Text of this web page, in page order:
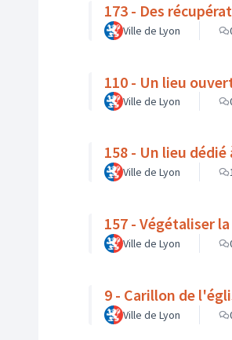
173 - Des
Ville de Lyon
110 - Un lieu
Ville de Lyon
158 - Un lieu
Ville de Lyon
157 - Végétaliser
Ville de Lyon
9 - Carillon de
Ville de Lyon